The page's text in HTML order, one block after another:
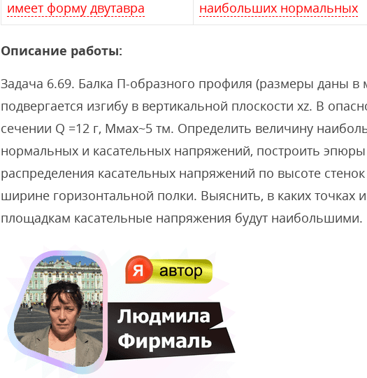
имеет форму двутавра
наибольших нормальных
Описание работы:
Задача 6.69. Балка П-образного профиля (размеры даны в
подвергается изгибу в вертикальной плоскости xz. В
сечении Q =12 г, Ммах~5 тм. Определить величину
нормальных и касательных напряжений, построить эпюры
распределения касательных напряжений по высоте
ширине горизонтальной полки. Выяснить, в каких точках
площадкам касательные напряжения будут наибольшими.